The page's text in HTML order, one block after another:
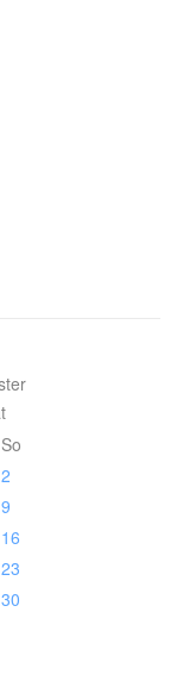
So
2
9
16
23
30